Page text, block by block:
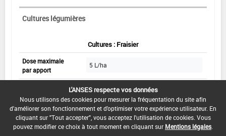
Cultures légumières
Cultures : Fraisier
Dose maximale
par apport
5 L/ha
d'apports
6
Volume
de dilution
400 à 500 L
L'ANSES respecte vos données
Nous utilisons des cookies pour mesurer la fréquentation du site afin
d'améliorer son fonctionnement et d'optimiser votre expérience utilisateur. En
cliquant sur "Tout accepter", vous acceptez l'utilisation de cookies. Vous
pouvez modifier ce choix à tout moment en cliquant sur Mentions légales